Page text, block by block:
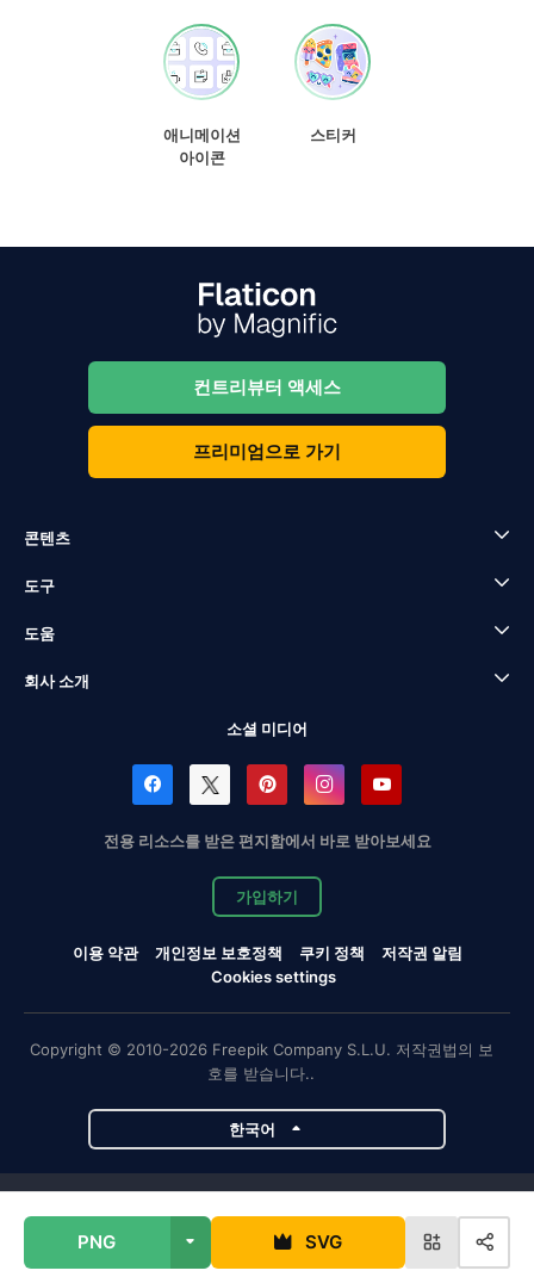
PNG SVG
애니메이션
아이콘
스티커
컨트리뷰터 액세스
프리미엄으로 가기
콘텐츠
도구
도움
회사 소개
소셜 미디어
전용 리소스를 받은 편지함에서 바로 받아보세요
가입하기
이용 약관 개인정보 보호정책 쿠키 정책
저작권 알림
Cookies settings
Copyright © 2010-2026 Freepik Company S.L.U. 저작권법의 보
호를 받습니다..
한국어